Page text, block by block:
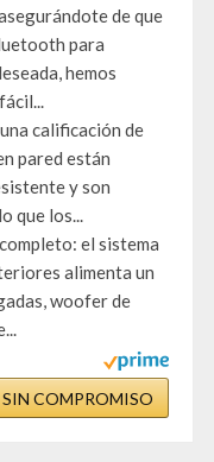
de que
para
hemos
calificación de
pared están
y son
que los...
el sistema
alimenta un
woofer de
SIN COMPROMISO